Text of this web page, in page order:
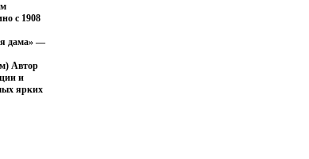
с 1908
дама» —
Автор
и
ярких